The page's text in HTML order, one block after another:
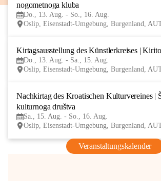
nogometnoga kluba
Do., 13. Aug. - So., 16. Aug.
Oslip, Eisenstadt-Umgebung, Burgenland,
Kirtagsausstellung des Künstlerkreises |
Do., 13. Aug. - Sa., 15. Aug.
Oslip, Eisenstadt-Umgebung, Burgenland,
Nachkirtag des Kroatischen Kulturvereines |
kulturnoga društva
Sa., 15. Aug. - So., 16. Aug.
Oslip, Eisenstadt-Umgebung, Burgenland,
Veranstaltungskalender